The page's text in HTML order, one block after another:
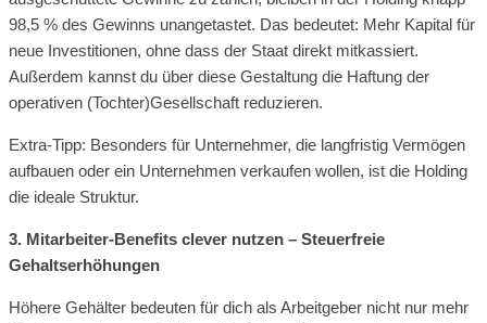
98,5 % des Gewinns unangetastet. Das bedeutet: Mehr Kapital für
neue Investitionen, ohne dass der Staat direkt mitkassiert.
Außerdem kannst du über diese Gestaltung die Haftung der
operativen (Tochter)Gesellschaft reduzieren.
Extra-Tipp: Besonders für Unternehmer, die langfristig Vermögen
aufbauen oder ein Unternehmen verkaufen wollen, ist die Holding
die ideale Struktur.
3. Mitarbeiter-Benefits clever nutzen – Steuerfreie
Gehaltserhöhungen
Höhere Gehälter bedeuten für dich als Arbeitgeber nicht nur mehr